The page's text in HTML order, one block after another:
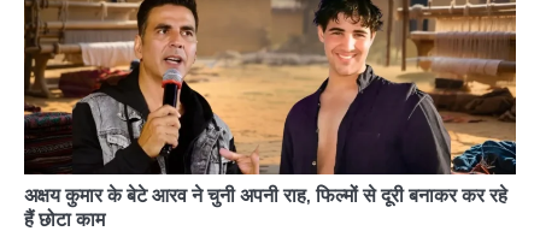
अक्षय कुमार के बेटे आरव ने चुनी अपनी राह, फिल्मों से दूरी बनाकर कर रहे
हैं छोटा काम